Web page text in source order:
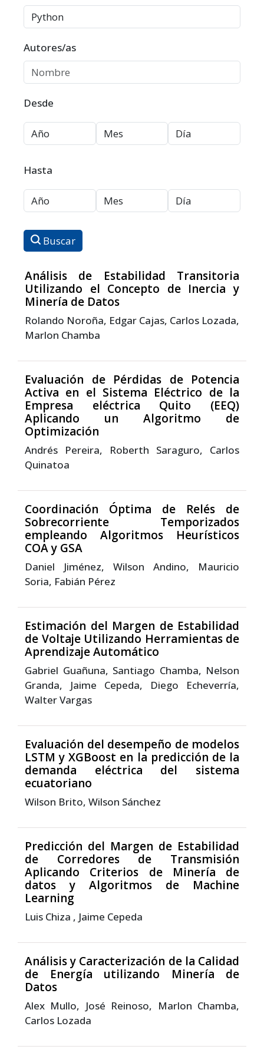
Autores/as
Desde
Hasta
Buscar
Análisis de Estabilidad Transitoria
Utilizando el Concepto de Inercia y
Minería de Datos
Rolando Noroña, Edgar Cajas, Carlos Lozada,
Marlon Chamba
Evaluación de Pérdidas de Potencia
Activa en el Sistema Eléctrico de la
Empresa eléctrica Quito (EEQ)
Aplicando un Algoritmo de
Optimización
Andrés Pereira, Roberth Saraguro, Carlos
Quinatoa
Coordinación Óptima de Relés de
Sobrecorriente Temporizados
empleando Algoritmos Heurísticos
COA y GSA
Daniel Jiménez, Wilson Andino, Mauricio
Soria, Fabián Pérez
Estimación del Margen de Estabilidad
de Voltaje Utilizando Herramientas de
Aprendizaje Automático
Gabriel Guañuna, Santiago Chamba, Nelson
Granda, Jaime Cepeda, Diego Echeverría,
Walter Vargas
Evaluación del desempeño de modelos
LSTM y XGBoost en la predicción de la
demanda eléctrica del sistema
ecuatoriano
Wilson Brito, Wilson Sánchez
Predicción del Margen de Estabilidad
de Corredores de Transmisión
Aplicando Criterios de Minería de
datos y Algoritmos de Machine
Learning
Luis Chiza , Jaime Cepeda
Análisis y Caracterización de la Calidad
de Energía utilizando Minería de
Datos
Alex Mullo, José Reinoso, Marlon Chamba,
Carlos Lozada